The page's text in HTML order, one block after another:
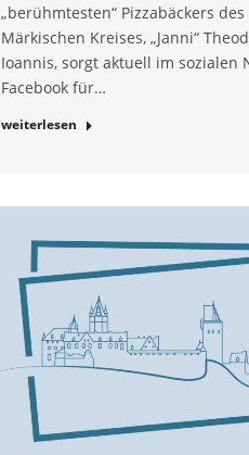
„berühmtesten“ Pizzabäckers des
Märkischen Kreises, „Janni“
Ioannis, sorgt aktuell im sozialen
Facebook für…
weiterlesen